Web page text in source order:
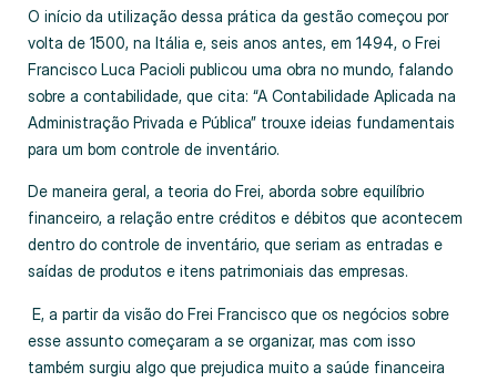
O início da utilização dessa prática da gestão começou por
volta de 1500, na Itália e, seis anos antes, em 1494, o Frei
Francisco Luca Pacioli publicou uma obra no mundo, falando
sobre a contabilidade, que cita: “A Contabilidade Aplicada na
Administração Privada e Pública” trouxe ideias fundamentais
para um bom controle de inventário.
De maneira geral, a teoria do Frei, aborda sobre equilíbrio
financeiro, a relação entre créditos e débitos que acontecem
dentro do controle de inventário, que seriam as entradas e
saídas de produtos e itens patrimoniais das empresas.
E, a partir da visão do Frei Francisco que os negócios sobre
esse assunto começaram a se organizar, mas com isso
também surgiu algo que prejudica muito a saúde financeira